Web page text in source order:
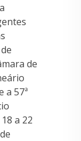
de
a 57ª
a 22